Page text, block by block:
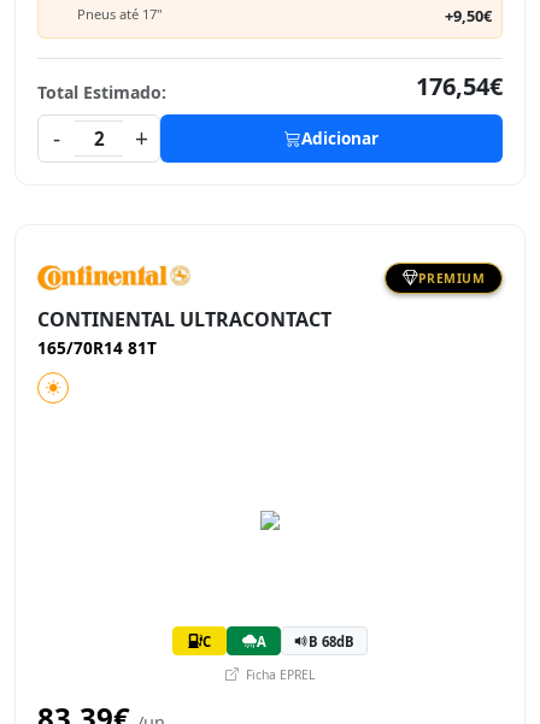
Pneus até 17" +9,50€
Total Estimado:
176,54€
-
2 + Adicionar
PREMIUM
CONTINENTAL ULTRACONTACT
165/70R14 81T
C A B 68dB
Ficha EPREL